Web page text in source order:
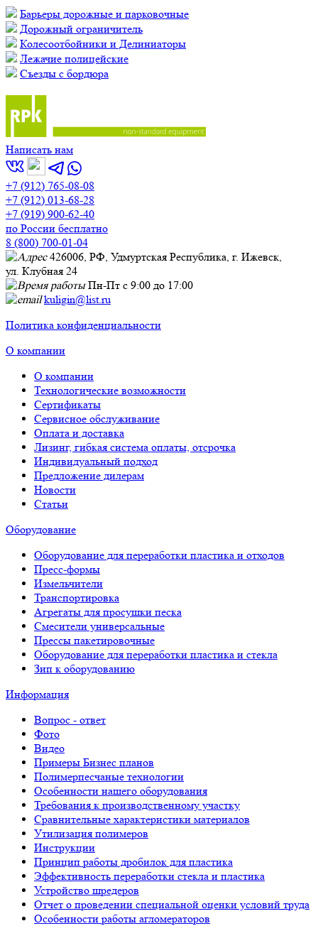
Барьеры дорожные и парковочные
Дорожный ограничитель
Колесоотбойники и Делиниаторы
Лежачие полицейские
Съезды с бордюра
Написать нам
+7 (912) 765-08-08
+7 (912) 013-68-28
+7 (919) 900-62-40
по России бесплатно
8 (800) 700-01-04
426006, РФ, Удмуртская Республика, г. Ижевск,
ул. Клубная 24
Пн-Пт с 9:00 до 17:00
kuligin@list.ru
Политика конфиденциальности
О компании
О компании
Технологические возможности
Сертификаты
Сервисное обслуживание
Оплата и доставка
Лизинг, гибкая система оплаты, отсрочка
Индивидуальный подход
Предложение дилерам
Новости
Статьи
Оборудование
Оборудование для переработки пластика и отходов
Пресс-формы
Измельчители
Транспортировка
Агрегаты для просушки песка
Смесители универсальные
Прессы пакетировочные
Оборудование для переработки пластика и стекла
Зип к оборудованию
Информация
Вопрос - ответ
Фото
Видео
Примеры Бизнес планов
Полимерпесчаные технологии
Особенности нашего оборудования
Требования к производственному участку
Сравнительные характеристики материалов
Утилизация полимеров
Инструкции
Принцип работы дробилок для пластика
Эффективность переработки стекла и пластика
Устройство шредеров
Отчет о проведении специальной оценки условий труда
Особенности работы агломераторов